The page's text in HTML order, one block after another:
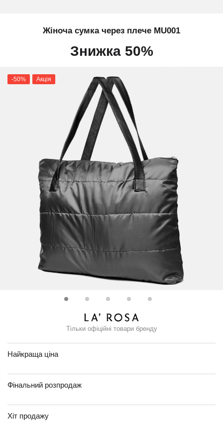
Жіноча сумка через плече MU001
Знижка 50%
-50% Акція
Тільки офіційні товари бренду
Найкраща ціна
Фінальний розпродаж
Хіт продажу